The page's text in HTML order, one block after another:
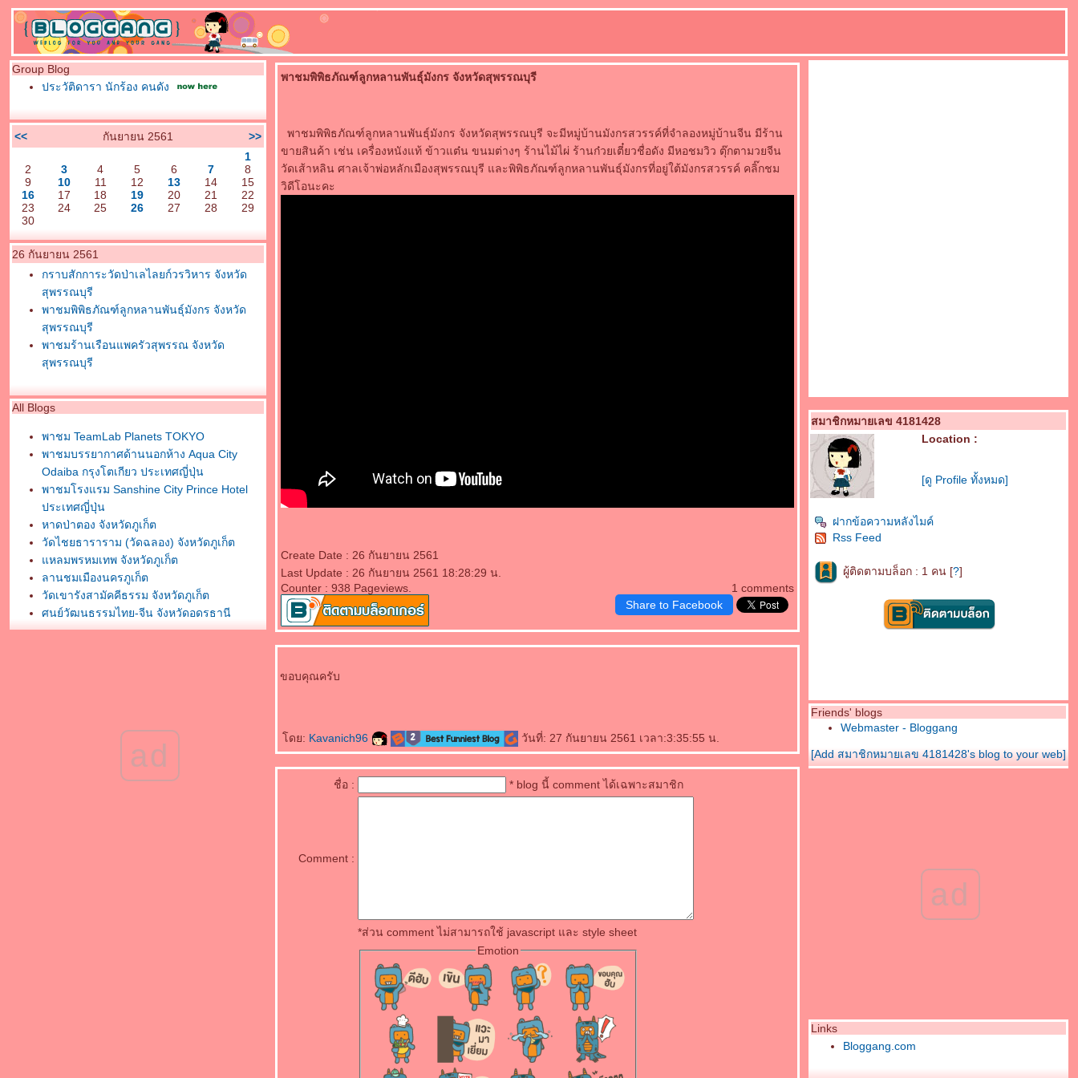
Group Blog
ประวัติดารา นักร้อง คนดัง
<< กันยายน 2561
>>
1
2
3 4 5 6 7
8
9
10 11 12 13 14
15
16
17 18 19 20 21
22
23
24 25 26 27 28
29
30
26 กันยายน 2561
กราบสักการะวัดป่าเลไลยก์วรวิหาร จังหวัด
สุพรรณบุรี
พาชมพิพิธภัณฑ์ลูกหลานพันธุ์มังกร จังหวัด
สุพรรณบุรี
พาชมร้านเรือนแพครัวสุพรรณ จังหวัด
สุพรรณบุรี
All Blogs
พาชม TeamLab Planets TOKYO
พาชมบรรยากาศด้านนอกห้าง Aqua City
Odaiba กรุงโตเกียว ประเทศญี่ปุ่น
พาชมโรงแรม Sanshine City Prince Hotel
ประเทศญี่ปุ่น
หาดป่าตอง จังหวัดภูเก็ต
วัดไชยธาราราม (วัดฉลอง) จังหวัดภูเก็ต
หลมพรหมเทพ จังหวัดภูเก็ต
ลานชมเมืองนครภูเก็ต
วัดเขารังสามัคคีธรรม จังหวัดภูเก็ต
ศูนย์วัฒนธรรมไทย-จีน จังหวัดอุดรธานี
พระบรมธาตุธรรมเจดีย์ วัดโพธิสมภรณ์
กราบสักการะพระธาตถศรีสุราษฎร์
ad
พาชมพิพิธภัณฑ์ลูกหลานพันธุ์มังกร จังหวัดสุพรรณบุรี
พาชมพิพิธภัณฑ์ลูกหลานพันธุ์มังกร จังหวัดสุพรรณบุรี จะมีหมู่บ้านมังกรสวรรค์ที่จำลองหมู่บ้านจีน มีร้าน
ขายสินค้า เช่น เครื่องหนังแท้ ข้าวแต๋น ขนมต่างๆ ร้านไม้ไผ่ ร้านก๋วยเตี๋ยวชื่อดัง มีหอชมวิว ตุ๊กตามวยจีน
วัดเส้าหลิน ศาลเจ้าพ่อหลักเมืองสุพรรณบุรี และพิพิธภัณฑ์ลูกหลานพันธุ์มังกรที่อยู่ใต้มังกรสวรรค์ คลิ๊กชม
วิดีโอนะคะ
Create Date : 26 กันยายน 2561
Last Update : 26 กันยายน 2561 18:28:29 น.
1 comments
Counter : 938 Pageviews.
Share to Facebook
ขอบคุณครับ
ดย: Kavanich96 วันที่: 27 กันยายน 2561 เวลา:3:35:55 น.
ชื่อ : * blog นี้ comment ได้เฉพาะสมาชิก
Comment :
*ส่วน comment ไม่สามารถใช้ javascript และ style sheet
Emotion
สมาชิกหมายเลข 4181428
Location :
[ดู Profile ทั้งหมด]
ฝากข้อความหลังไมค์
Rss Feed
ผู้ติดตามบล็อก : 1 คน [?]
Friends' blogs
Webmaster - Bloggang
[Add สมาชิกหมายเลข 4181428's blog to your web]
ad
Links
Bloggang.com